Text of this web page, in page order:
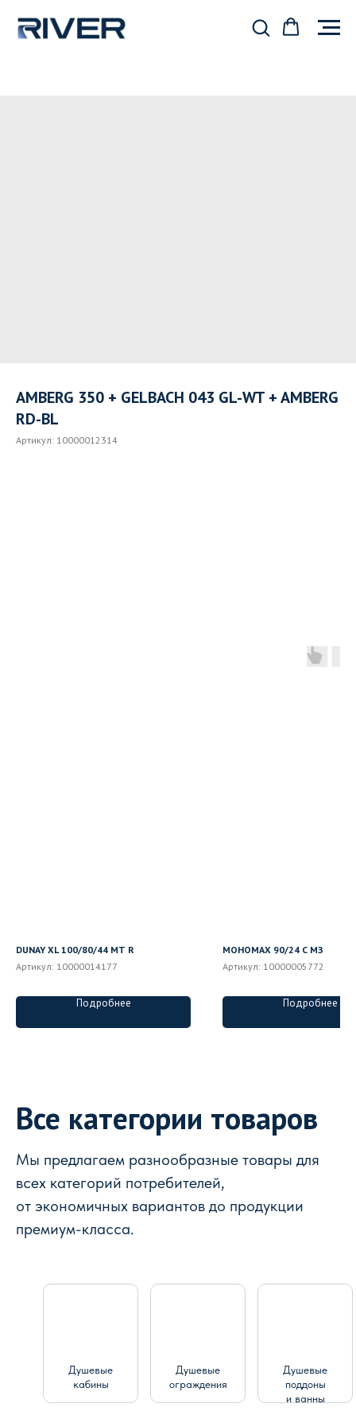
AMBERG 350 + GELBACH 043 GL-WT + AMBERG
RD-BL
Артикул: 10000012314
DUNAY XL 100/80/44 MT R
Артикул: 10000014177
Подробнее
МОНОМАХ 90/24 С МЗ
Артикул: 10000005772
Подробнее
Все категории товаров
Мы предлагаем разнообразные товары для
всех категорий потребителей,
от экономичных вариантов до продукции
премиум-класса.
Душевые
кабины
Душевые
ограждения
Душевые
поддоны
и ванны